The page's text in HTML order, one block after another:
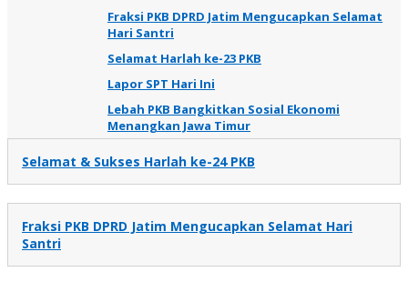
Fraksi PKB DPRD Jatim Mengucapkan Selamat
Hari Santri
Selamat Harlah ke-23 PKB
Lapor SPT Hari Ini
Lebah PKB Bangkitkan Sosial Ekonomi
Menangkan Jawa Timur
Selamat & Sukses Harlah ke-24 PKB
Fraksi PKB DPRD Jatim Mengucapkan Selamat Hari
Santri